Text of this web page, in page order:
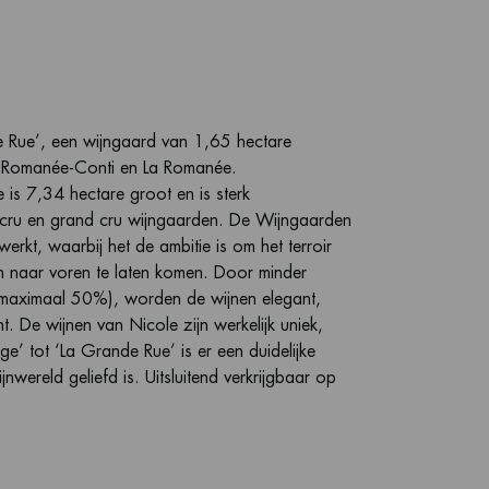
Conti en La Romanée.
is 7,34 hectare groot en is sterk
en grand cru wijngaarden. De Wijngaarden
waarbij het de ambitie is om het terroir
naar voren te laten komen. Door minder
50%), worden de wijnen elegant,
De wijnen van Nicole zijn werkelijk uniek,
tot ‘La Grande Rue’ is er een duidelijke
geliefd is. Uitsluitend verkrijgbaar op